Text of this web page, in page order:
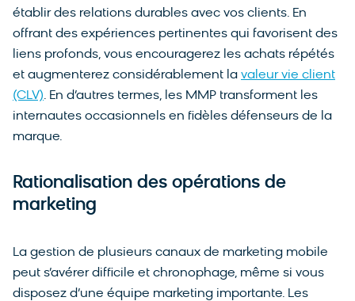
établir des relations durables avec vos clients. En
offrant des expériences pertinentes qui favorisent des
liens profonds, vous encouragerez les achats répétés
et augmenterez considérablement la valeur vie client
(CLV). En d’autres termes, les MMP transforment les
internautes occasionnels en fidèles défenseurs de la
marque.
Rationalisation des opérations de
marketing
La gestion de plusieurs canaux de marketing mobile
peut s’avérer difficile et chronophage, même si vous
disposez d’une équipe marketing importante. Les